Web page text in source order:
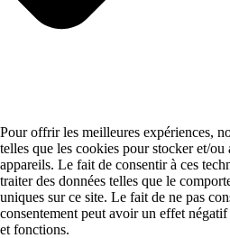
Pour offrir les meilleures expériences,
telles que les cookies pour stocker et/
appareils. Le fait de consentir à ces
traiter des données telles que le
uniques sur ce site. Le fait de ne pas
consentement peut avoir un effet
et fonctions.